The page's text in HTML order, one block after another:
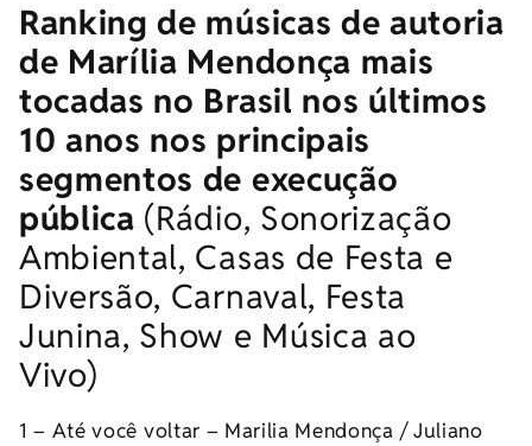
Ranking de músicas de autoria
de Marília Mendonça mais
tocadas no Brasil nos últimos
10 anos nos principais
segmentos de execução
pública (Rádio, Sonorização
Ambiental, Casas de Festa e
Diversão, Carnaval, Festa
Junina, Show e Música ao
Vivo)
1 – Até você voltar – Marilia Mendonça / Juliano